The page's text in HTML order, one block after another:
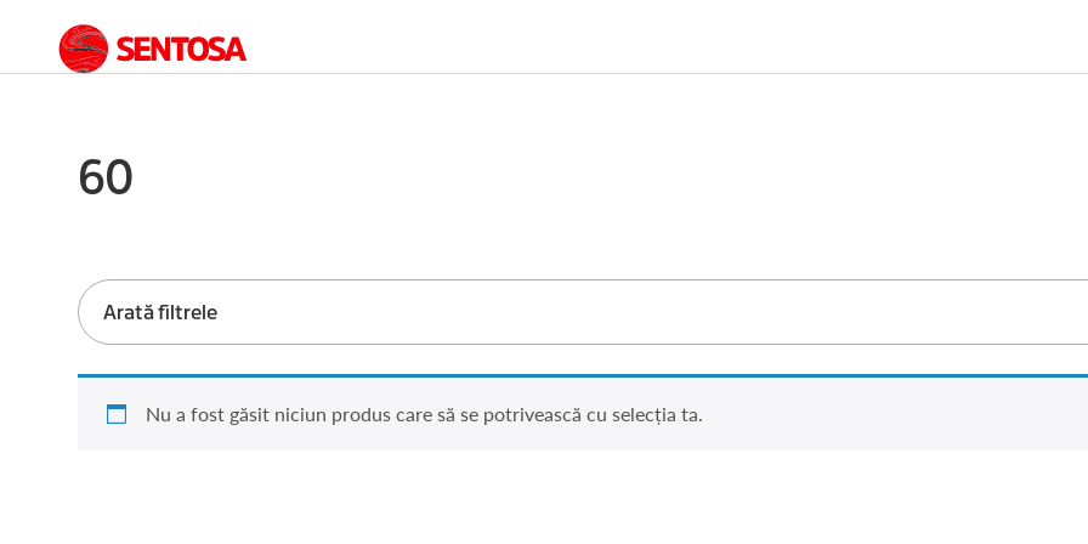
60
Arată filtrele
Nu a fost găsit niciun produs care să se potrivească cu selecția ta.